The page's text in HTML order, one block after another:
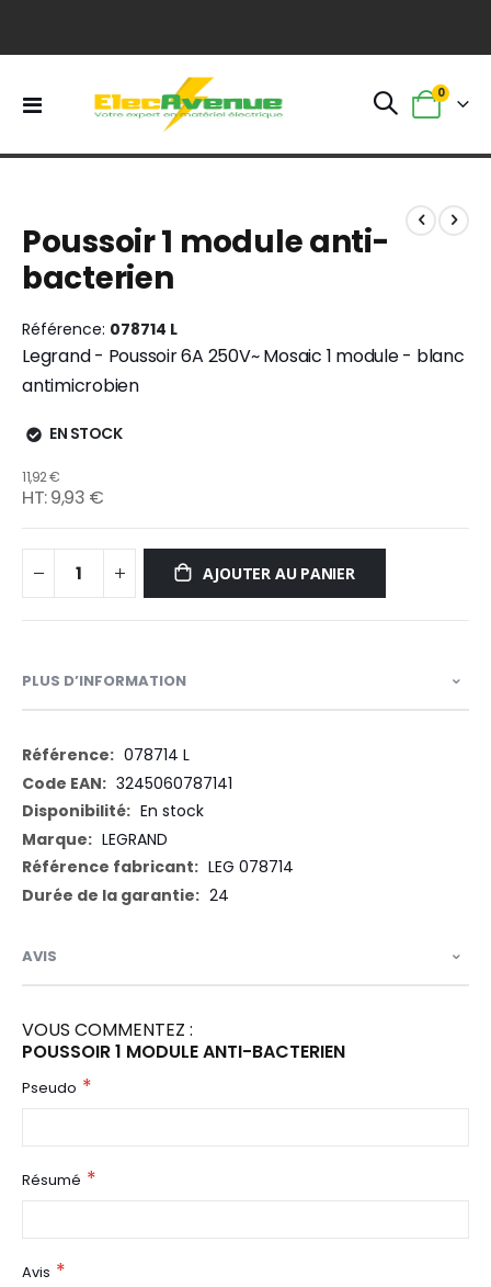
Basculer
Panier
0
the
end
of
images
gallery
the
beginning
of
images
gallery
Poussoir 1 module anti-
bacterien
Référence 078714 L
Legrand - Poussoir 6A 250V~ Mosaic 1 module - blanc
antimicrobien
EN STOCK
11,92 €
9,93 €
AJOUTER AU PANIER
PLUS D’INFORMATION
Plus
d’information
078714 L
3245060787141
En stock
LEGRAND
LEG 078714
24
AVIS
VOUS COMMENTEZ :
POUSSOIR 1 MODULE ANTI-BACTERIEN
Pseudo
Résumé
Avis